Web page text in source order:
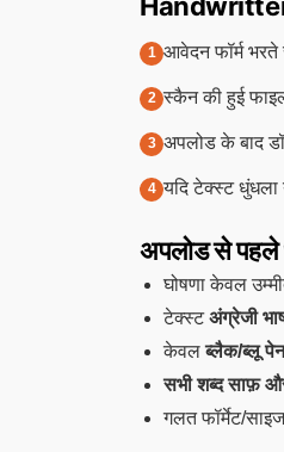
आवेदन फॉर्म भरते
स्कैन की हुई
अपलोड के बाद
यदि टेक्स्ट
अपलोड से पहले
घोषणा केवल
टेक्स्टअंग्रेजी
केवलब्लैक/ब्लू पेन
सभी शब्द साफ़
गलत फॉर्मेट/